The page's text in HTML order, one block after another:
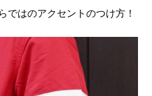
ではのアクセントのつけ方！